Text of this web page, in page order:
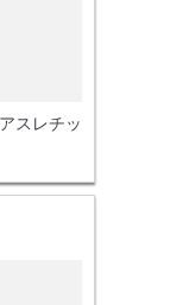
スレチッ